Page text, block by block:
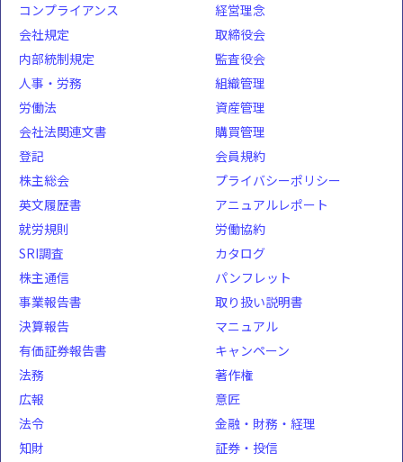
コンプライアンス
会社規定
内部統制規定
人事・労務
労働法
会社法関連文書
登記
株主総会
英文履歴書
経営理念
取締役会
監査役会
組織管理
資産管理
購買管理
会員規約
プライバシーポリシー
アニュアルレポート
就労規則
SRI調査
株主通信
事業報告書
決算報告
有価証券報告書
法務
広報
法令
知財
労働協約
カタログ
パンフレット
取り扱い説明書
マニュアル
キャンペーン
著作権
意匠
金融・財務・経理
証券・投信